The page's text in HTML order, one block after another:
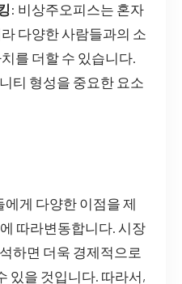
: 비상주오피스는 혼자
다양한 사람들과의 소
를 더할 수 있습니다.
티 형성을 중요한 요소
게 다양한 이점을 제
따라변동합니다. 시장
하면 더욱 경제적으로
있을 것입니다. 따라서,